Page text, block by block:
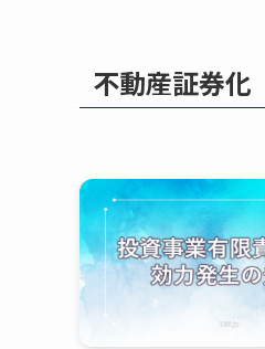
不動産証券化